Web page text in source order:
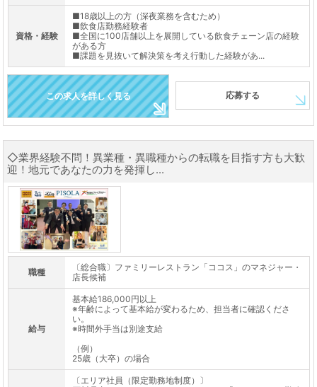
資格・経験
■18歳以上の方（深夜業務を含むため）
■飲食店勤務経験者
■全国に100店舗以上を展開している飲食チェーン店の経験
がある方
■課題を見抜いて解決策を考え行動した経験があ...
この求人を詳しく見る 応募する
◇業界経験不問！異業種・異職種からの転職を目指す方も大歓
迎！地元であなたの力を発揮し...
職種
〔総合職〕ファミリーレストラン「ココス」のマネジャー・
店長候補
給与
基本給186,000円以上
※年齢によって基本給が変わるため、担当者に確認くださ
い。
※時間外手当は別途支給
（例）
25歳（大卒）の場合
〔エリア社員（限定勤務地制度）〕